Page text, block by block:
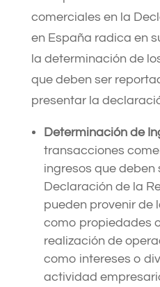
comerciales en la
en España radica en
la determinación de
que deben ser
presentar la
Determinación de
transacciones
ingresos que deben
Declaración de la
pueden provenir de
como propiedades
realización de
como intereses o
actividad